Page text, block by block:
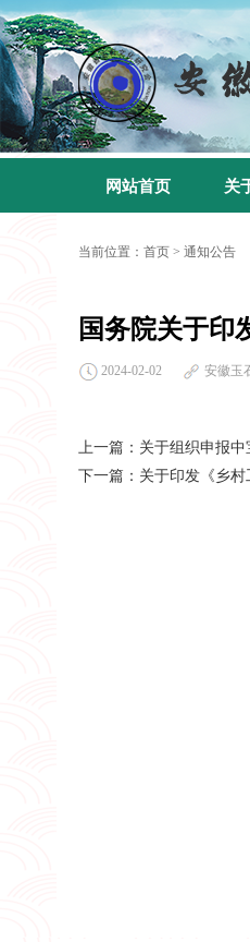
网站首页 关
当前位置： 首页 > 通知公告
国务院关于印
2024-02-02 安徽玉
上一篇： 关于组织申报
下一篇： 关于印发《乡村